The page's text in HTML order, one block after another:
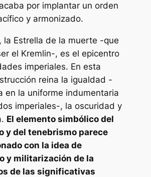
por implantar un orden
y armonizado.
la Estrella de la muerte -que
el Kremlin-, es el epicentro
imperiales. En esta
reina la igualdad -
en la uniforme indumentaria
imperiales-, la oscuridad y
El elemento simbólico del
y del tenebrismo parece
con la idea de
y militarización de la
de las significativas